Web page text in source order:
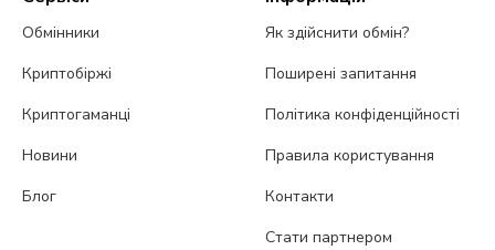
Обмінники
Криптобіржі
Криптогаманці
Новини
Блог
Як здійснити обмін?
Поширені запитання
Політика конфіденційності
Правила користування
Контакти
Стати партнером